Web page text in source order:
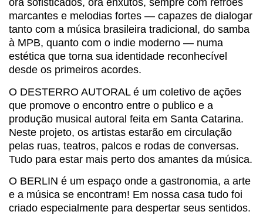
ora sofisticados, ora enxutos, sempre com refrões
marcantes e melodias fortes — capazes de dialogar
tanto com a música brasileira tradicional, do samba
à MPB, quanto com o indie moderno — numa
estética que torna sua identidade reconhecível
desde os primeiros acordes.
O DESTERRO AUTORAL é um coletivo de ações
que promove o encontro entre o publico e a
produção musical autoral feita em Santa Catarina.
Neste projeto, os artistas estarão em circulação
pelas ruas, teatros, palcos e rodas de conversas.
Tudo para estar mais perto dos amantes da música.
O BERLIN é um espaço onde a gastronomia, a arte
e a música se encontram! Em nossa casa tudo foi
criado especialmente para despertar seus sentidos.